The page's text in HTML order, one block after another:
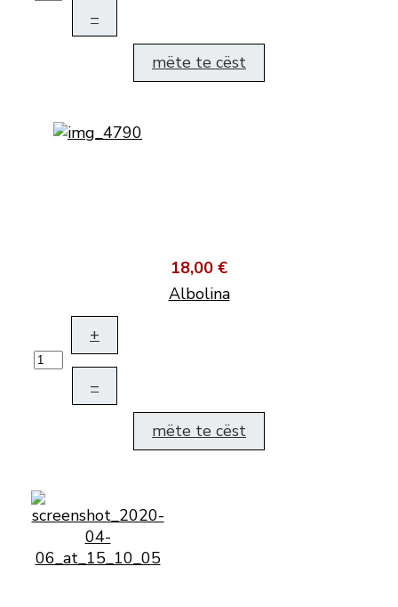
–
mëte te cëst
18,00 €
Albolina
+
–
mëte te cëst